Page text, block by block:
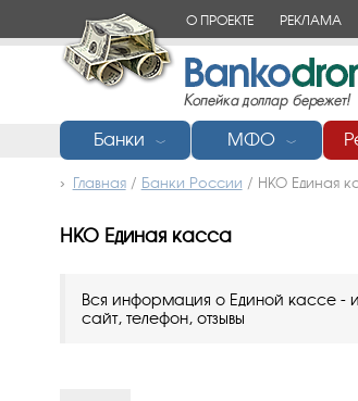
О ПРОЕКТЕ РЕКЛАМА
Банки ﹀ МФО ﹀
Главная/ Банки России / НКО Единая
НКО Единая касса
Вся информация о Единой кассе -
сайт, телефон, отзывы